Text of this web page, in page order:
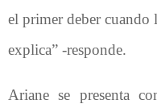
el primer deber cuando
explica” -responde.
Ariane se presenta